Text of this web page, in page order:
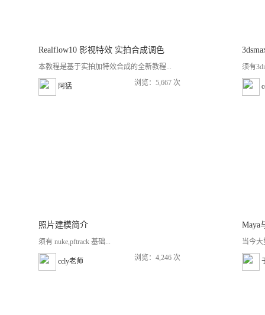
Realflow10 影视特效 实拍合成调色
本教程是基于实拍加特效合成的全新教程...
阿猛 浏览：5,667 次
须有
照片建模简介
须有 nuke,pftrack 基础...
ccly老师 浏览：4,246 次
当今